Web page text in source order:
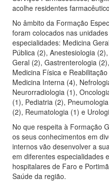
acolhe residentes
No âmbito da Formação
foram colocados nas
especialidades: Medicina
Pública (2), Anestesiologia
Geral (2), Gastrenterologia
Medicina Física e
Medicina Interna (4),
Neurorradiologia (1),
(1), Pediatria (2),
(2), Reumatologia (1) e
No que respeita à Formação
os seus conhecimentos em
internos vão desenvolver a
em diferentes especialidades
hospitalares de Faro e
Saúde da região.